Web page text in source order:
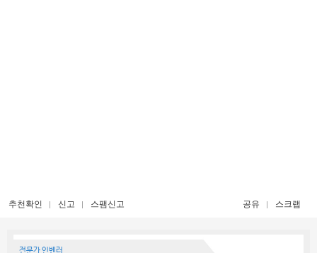
추천확인 신고 스팸신고 공유 스크랩
전문가 인벤러